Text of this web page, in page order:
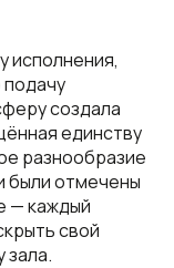
исполнения,
создала
единству
разнообразие
были отмечены
— каждый
свой
зала.